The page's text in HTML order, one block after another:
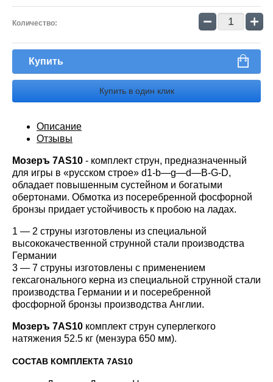
Количество: − +
Купить
Купить в один клик
Описание
Отзывы
Мозеръ 7AS10 - комплект струн, предназначенный
для игры в «русском строе» d1-b—g—d—В-G-D,
обладает повышенным сустейном и богатыми
обертонами. Обмотка из посеребренной фосфорной
бронзы придает устойчивость к пробою на ладах.
1 — 2 струны изготовлены из специальной
высококачественной струнной стали производства
Германии
3 — 7 струны изготовлены с применением
гексагонального керна из специальной струнной стали
производства Германии и и посеребренной
фосфорной бронзы производства Англии.
Мозеръ 7AS10 комплект струн суперлегкого
натяжения 52.5 кг (мензура 650 мм).
СОСТАВ КОМПЛЕКТА 7AS10